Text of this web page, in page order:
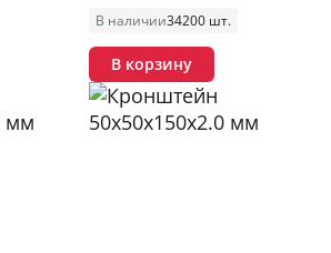
В наличии34200 шт.
В корзину